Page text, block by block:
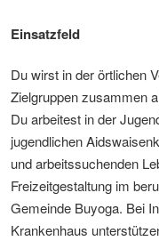
Einsatzfeld
Du wirst in der örtlichen
Zielgruppen zusammen
Du arbeitest in der
jugendlichen
und arbeitssuchenden
Freizeitgestaltung im
Gemeinde Buyoga. Bei
Krankenhaus